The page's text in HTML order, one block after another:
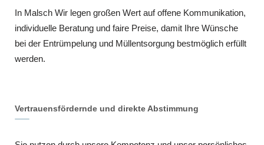
In Malsch Wir legen großen Wert auf offene Kommunikation,
individuelle Beratung und faire Preise, damit Ihre Wünsche
bei der Entrümpelung und Müllentsorgung bestmöglich erfüllt
werden.
Vertrauensfördernde und direkte Abstimmung